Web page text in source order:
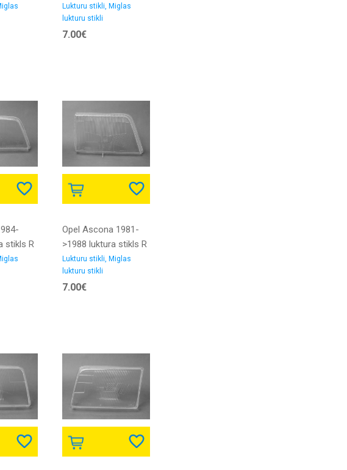
stikls R NEOLITE
Lukturu stikli, Miglas
lukturu stikli
7.00€
stikls R
Opel Ascona 1981-
>1988 luktura stikls R
81->84
Lukturu stikli, Miglas
lukturu stikli
7.00€